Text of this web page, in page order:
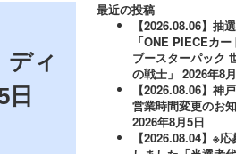
ィ
最近の投稿
【2026.08.06】抽
「ONE PIECEカ
ブースターパック
の戦士」 2026年8
【2026.08.06】神
営業時間変更のお
2026年8月5日
【2026.08.04】※